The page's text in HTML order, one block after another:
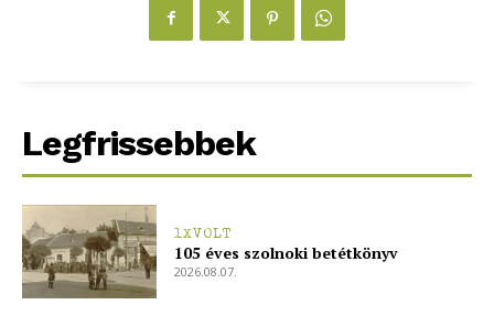
Legfrissebbek
1XVOLT
105 éves szolnoki betétkönyv
2026.08.07.